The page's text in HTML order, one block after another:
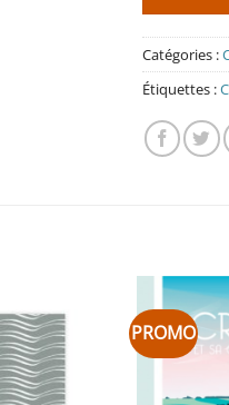
Catégories :
Étiquettes :
PROMO